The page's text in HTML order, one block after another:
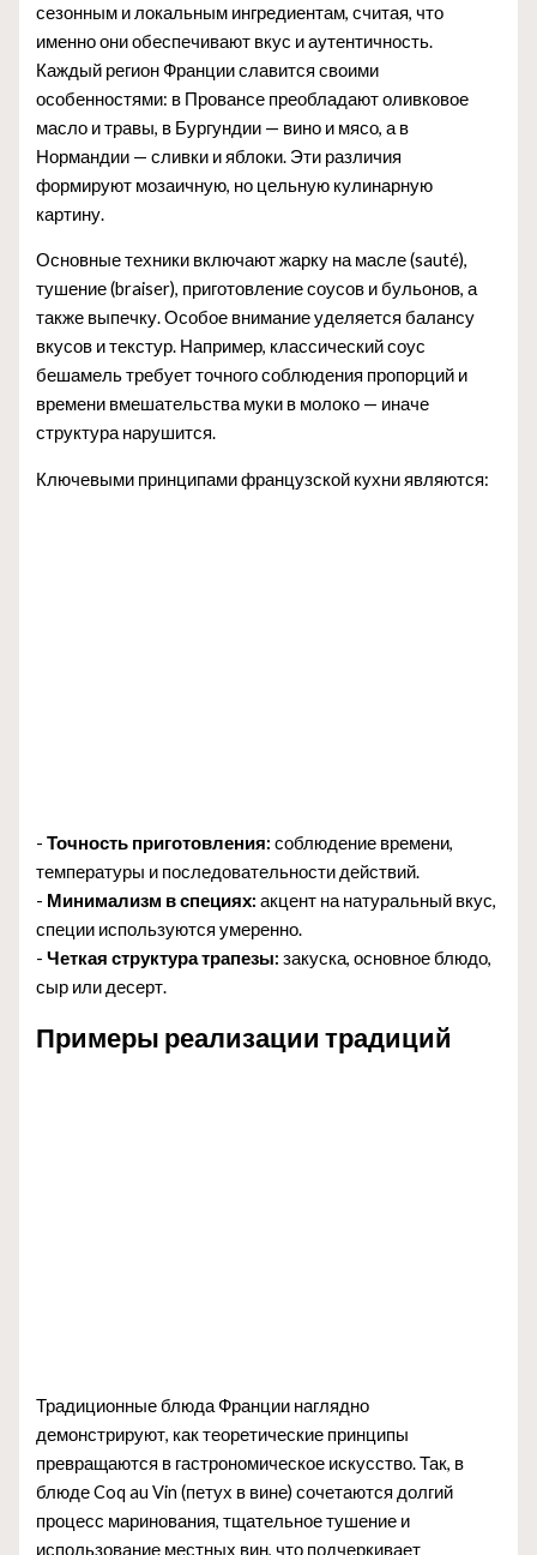
сезонным и локальным ингредиентам, считая, что
именно они обеспечивают вкус и аутентичность.
Каждый регион Франции славится своими
особенностями: в Провансе преобладают оливковое
масло и травы, в Бургундии — вино и мясо, а в
Нормандии — сливки и яблоки. Эти различия
формируют мозаичную, но цельную кулинарную
картину.
Основные техники включают жарку на масле (sauté),
тушение (braiser), приготовление соусов и бульонов, а
также выпечку. Особое внимание уделяется балансу
вкусов и текстур. Например, классический соус
бешамель требует точного соблюдения пропорций и
времени вмешательства муки в молоко — иначе
структура нарушится.
Ключевыми принципами французской кухни являются:
-Точность приготовления: соблюдение времени,
температуры и последовательности действий.
- Минимализм в специях: акцент на натуральный вкус,
специи используются умеренно.
-Четкая структура трапезы: закуска, основное блюдо,
сыр или десерт.
Примеры реализации традиций
Традиционные блюда Франции наглядно
демонстрируют, как теоретические принципы
превращаются в гастрономическое искусство. Так, в
блюде Coq au Vin (петух в вине) сочетаются долгий
процесс маринования, тщательное тушение и
использование местных вин, что подчеркивает